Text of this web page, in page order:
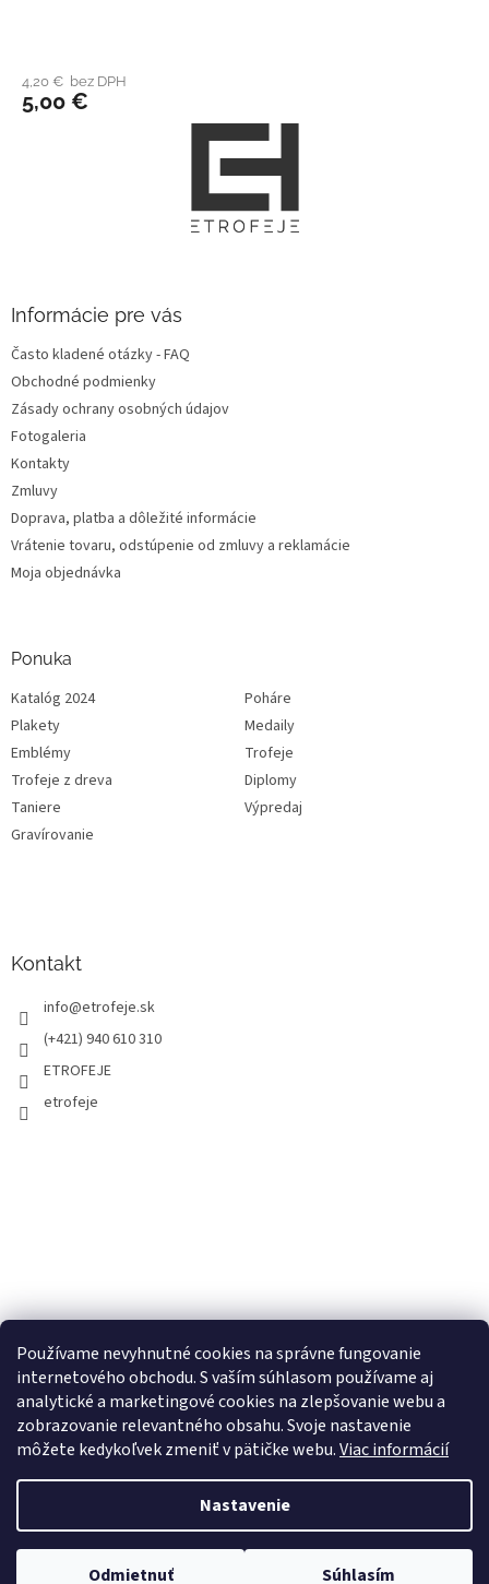
Používame nevyhnutné cookies na správne fungovanie
internetového obchodu. S vaším súhlasom používame aj
analytické a marketingové cookies na zlepšovanie webu a
zobrazovanie relevantného obsahu. Svoje nastavenie
môžete kedykoľvek zmeniť v pätičke webu.Viac informácií
Nastavenie
Odmietnuť Súhlasím
4,20 € bez DPH
5,00 €
Informácie pre vás
Často kladené otázky - FAQ
Obchodné podmienky
Zásady ochrany osobných údajov
Fotogaleria
Kontakty
Zmluvy
Doprava, platba a dôležité informácie
Vrátenie tovaru, odstúpenie od zmluvy a reklamácie
Moja objednávka
Ponuka
Katalóg 2024
Poháre
Plakety
Medaily
Emblémy
Trofeje
Trofeje z dreva
Diplomy
Taniere
Výpredaj
Gravírovanie
Kontakt
info@etrofeje.sk
(+421) 940 610 310
ETROFEJE
etrofeje
Copyright 2026ETROFEJE.sk. Všetky práva vyhradené.Upraviť